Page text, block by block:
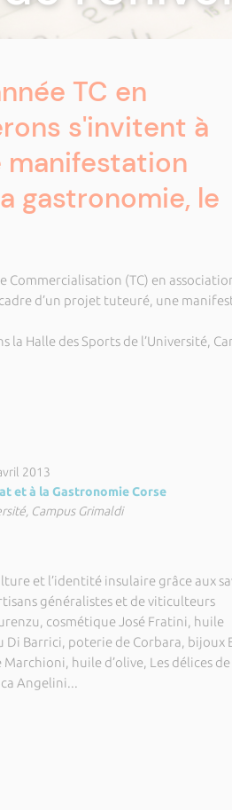
TC en
s'invitent à
manifestation
gastronomie, le
Commercialisation (TC) en
d’un projet tuteuré, une
la Halle des Sports de l’Université,
2013
et à la Gastronomie Corse
Campus Grimaldi
et l’identité insulaire grâce aux
généralistes et de viticulteurs
cosmétique José Fratini, huile
Barrici, poterie de Corbara, bijoux
huile d’olive, Les délices de
Angelini...